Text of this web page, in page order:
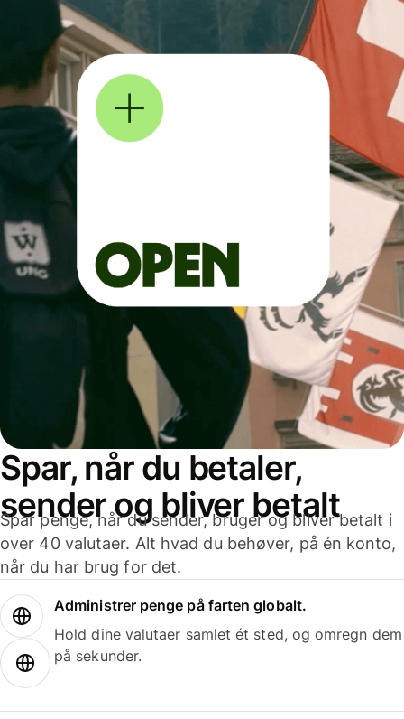
Spar, når du betaler,
sender og bliver betalt
Spar penge, når du sender, bruger og bliver betalt i
over 40 valutaer. Alt hvad du behøver, på én konto,
når du har brug for det.
Administrer penge på farten globalt.
Hold dine valutaer samlet ét sted, og omregn dem
på sekunder.